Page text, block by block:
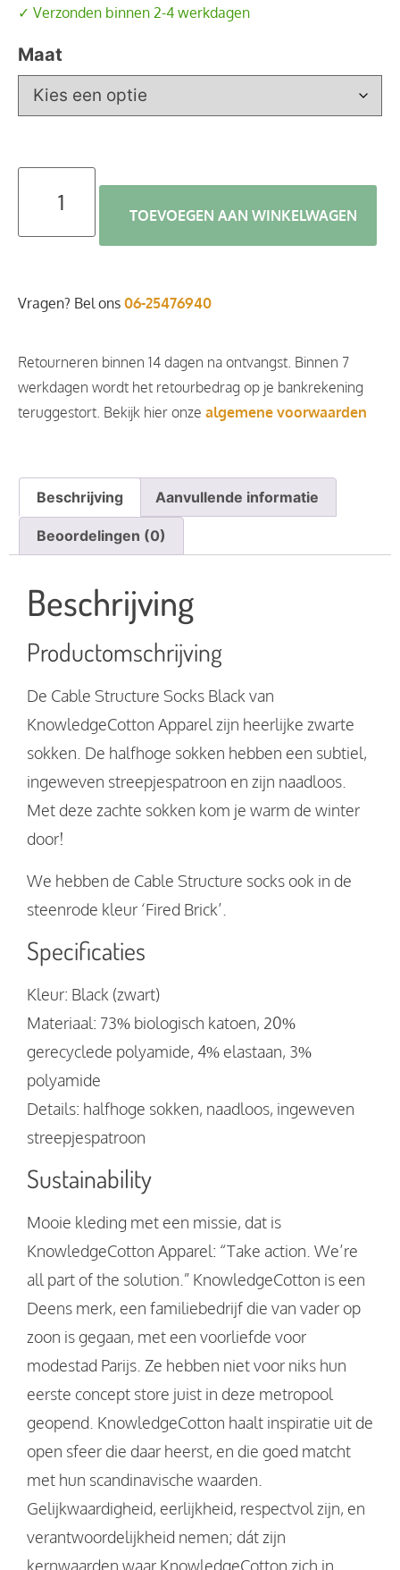
✓ Verzonden binnen 2-4 werkdagen
Maat
TOEVOEGEN AAN WINKELWAGEN
Vragen? Bel ons 06-25476940
Retourneren binnen 14 dagen na ontvangst. Binnen 7
werkdagen wordt het retourbedrag op je bankrekening
teruggestort. Bekijk hier onze algemene voorwaarden
Beschrijving Aanvullende informatie
Beoordelingen (0)
Beschrijving
Productomschrijving
De Cable Structure Socks Black van
KnowledgeCotton Apparel zijn heerlijke zwarte
sokken. De halfhoge sokken hebben een subtiel,
ingeweven streepjespatroon en zijn naadloos.
Met deze zachte sokken kom je warm de winter
door!
We hebben de Cable Structure socks ook in de
steenrode kleur ‘Fired Brick’.
Specificaties
Kleur: Black (zwart)
Materiaal: 73% biologisch katoen, 20%
gerecyclede polyamide, 4% elastaan, 3%
polyamide
Details: halfhoge sokken, naadloos, ingeweven
streepjespatroon
Sustainability
Mooie kleding met een missie, dat is
KnowledgeCotton Apparel: “Take action. We’re
all part of the solution.”​ KnowledgeCotton is een
Deens merk, een familiebedrijf die van vader op
zoon is gegaan, met een voorliefde voor
modestad Parijs. Ze hebben niet voor niks hun
eerste concept store juist in deze metropool
geopend. KnowledgeCotton haalt inspiratie uit de
open sfeer die daar heerst, en die goed matcht
met hun scandinavische waarden.
Gelijkwaardigheid, eerlijkheid, respectvol zijn, en
verantwoordelijkheid nemen; dát zijn
kernwaarden waar KnowledgeCotton zich in